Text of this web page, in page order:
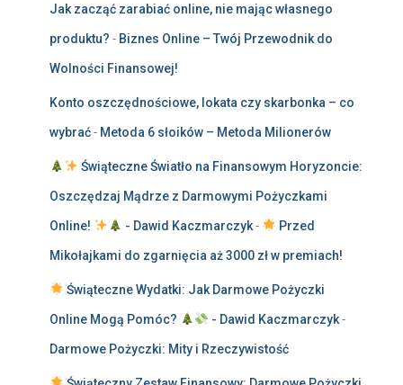
Jak zacząć zarabiać online, nie mając własnego
produktu? - Biznes Online – Twój Przewodnik do
Wolności Finansowej!
Konto oszczędnościowe, lokata czy skarbonka – co
wybrać- Metoda 6 słoików – Metoda Milionerów
Świąteczne Światło na Finansowym Horyzoncie:
Oszczędzaj Mądrze z Darmowymi Pożyczkami
Online! - Dawid Kaczmarczyk- Przed
Mikołajkami do zgarnięcia aż 3000 zł w premiach!
Świąteczne Wydatki: Jak Darmowe Pożyczki
Online Mogą Pomóc? - Dawid Kaczmarczyk-
Darmowe Pożyczki: Mity i Rzeczywistość